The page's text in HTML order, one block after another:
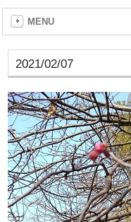
MENU
2021/02/07